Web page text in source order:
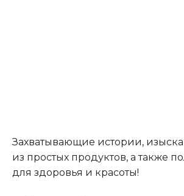
Захватывающие истории,
из простых продуктов, а также
для здоровья и красоты!